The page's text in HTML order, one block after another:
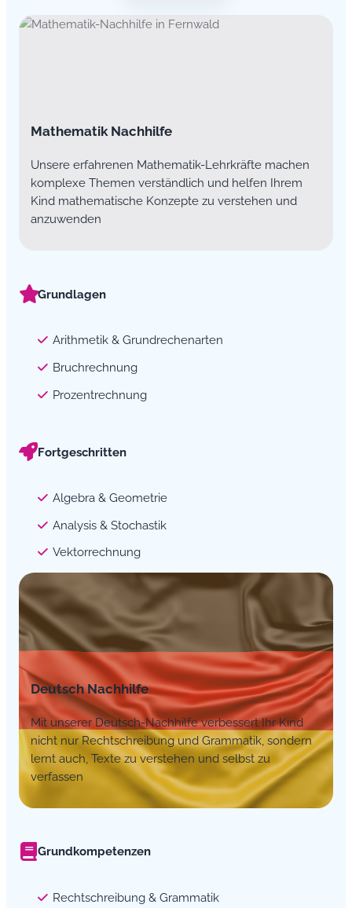
Mathematik Nachhilfe
Unsere erfahrenen Mathematik-Lehrkräfte machen
komplexe Themen verständlich und helfen Ihrem
Kind mathematische Konzepte zu verstehen und
anzuwenden
Grundlagen
Arithmetik & Grundrechenarten
Bruchrechnung
Prozentrechnung
Fortgeschritten
Algebra & Geometrie
Analysis & Stochastik
Vektorrechnung
Deutsch Nachhilfe
Mit unserer Deutsch-Nachhilfe verbessert Ihr Kind
nicht nur Rechtschreibung und Grammatik, sondern
lernt auch, Texte zu verstehen und selbst zu
verfassen
Grundkompetenzen
Rechtschreibung & Grammatik